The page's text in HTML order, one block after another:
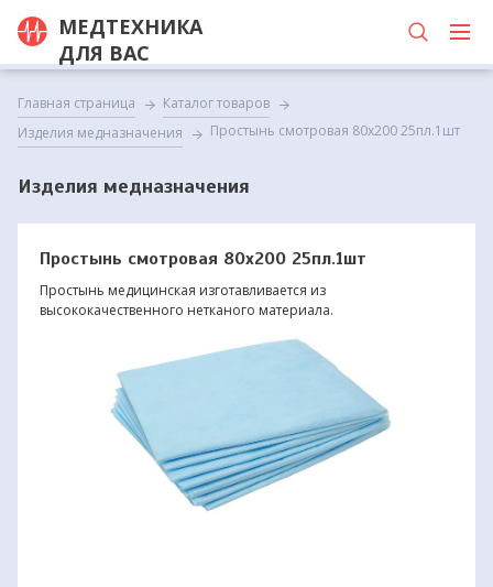
МЕДТЕХНИКА
ДЛЯ ВАС
Главная страница
Каталог товаров
Изделия медназначения
Простынь смотровая 80х200 25пл.1шт
Изделия медназначения
Простынь смотровая 80х200 25пл.1шт
Простынь медицинская изготавливается из
высококачественного нетканого материала.